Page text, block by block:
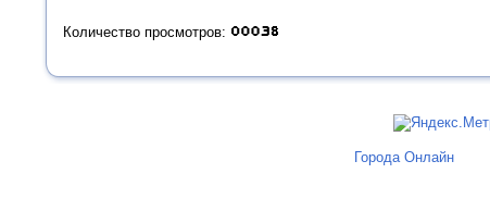
Количество просмотров:
Города Онлайн